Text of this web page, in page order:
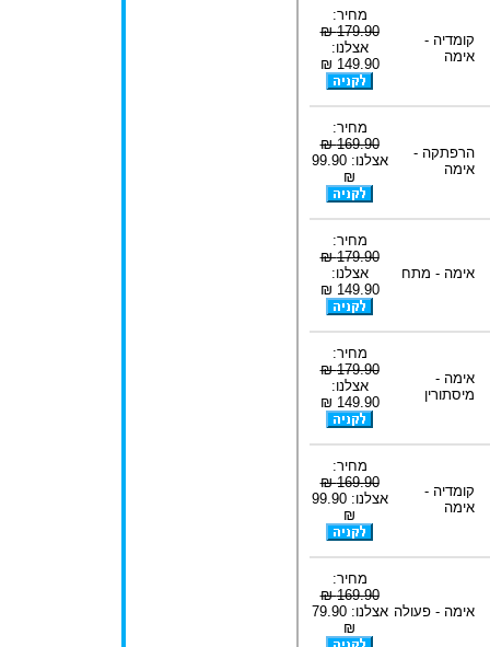
קומדיה -
אימה
מחיר:
179.90 ₪
אצלנו:
149.90 ₪
הרפתקה -
אימה
מחיר:
169.90 ₪
אצלנו: 99.90
₪
אימה - מתח
מחיר:
179.90 ₪
אצלנו:
149.90 ₪
אימה -
מיסתורין
מחיר:
179.90 ₪
אצלנו:
149.90 ₪
קומדיה -
אימה
מחיר:
169.90 ₪
אצלנו: 99.90
₪
אימה - פעולה
מחיר:
169.90 ₪
אצלנו: 79.90
₪